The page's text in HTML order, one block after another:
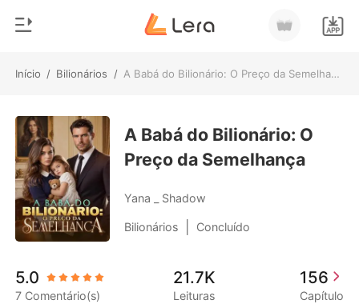
Início / Bilionários / A Babá do Bilionário: O Preço da Semelhança
0
Loja
Histórico
Sair
Baixar App
Gênero
Moderno
Lobisomem
Contos
Bilionários
A Babá do Bilionário: O
Preço da Semelhança
Yana _ Shadow
Bilionários Concluído
5.0
7 Comentário(s)
21.7K
Leituras
156
Capítulo